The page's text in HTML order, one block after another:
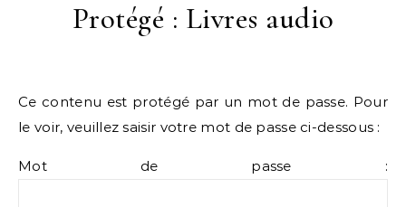
Protégé : Livres audio
Ce contenu est protégé par un mot de passe. Pour
le voir, veuillez saisir votre mot de passe ci-dessous :
Mot de passe :